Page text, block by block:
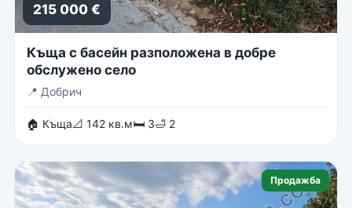
215 000 €
Къща с басейн разположена в добре
обслужено село
📍 Добрич
🏠 Къща📐 142 кв.м🛏 3🛁 2
Продажба